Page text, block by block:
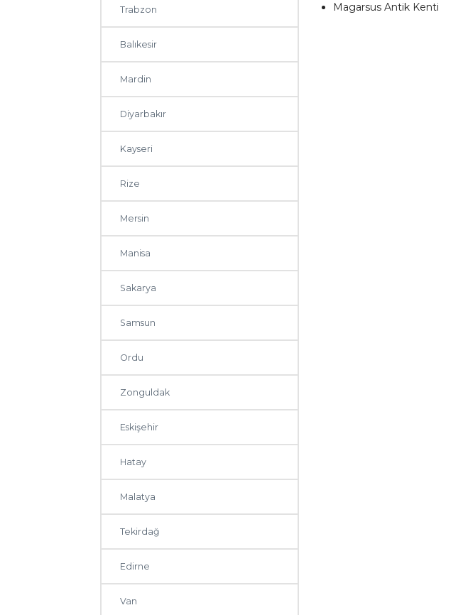
Trabzon
Balıkesir
Mardin
Diyarbakır
Kayseri
Rize
Mersin
Manisa
Sakarya
Samsun
Ordu
Zonguldak
Eskişehir
Hatay
Malatya
Tekirdağ
Edirne
Van
Magarsus Antik Kenti